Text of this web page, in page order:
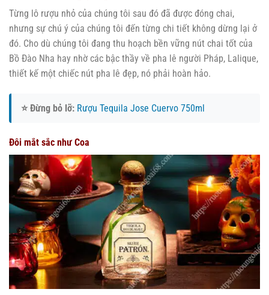
Từng lô rượu nhỏ của chúng tôi sau đó đã được đóng chai,
nhưng sự chú ý của chúng tôi đến từng chi tiết không dừng lại ở
đó. Cho dù chúng tôi đang thu hoạch bền vững nút chai tốt của
Bồ Đào Nha hay nhờ các bậc thầy về pha lê người Pháp, Lalique,
thiết kế một chiếc nút pha lê đẹp, nó phải hoàn hảo.
⭐ Đừng bỏ lỡ: Rượu Tequila Jose Cuervo 750ml
Đôi mắt sắc như Coa